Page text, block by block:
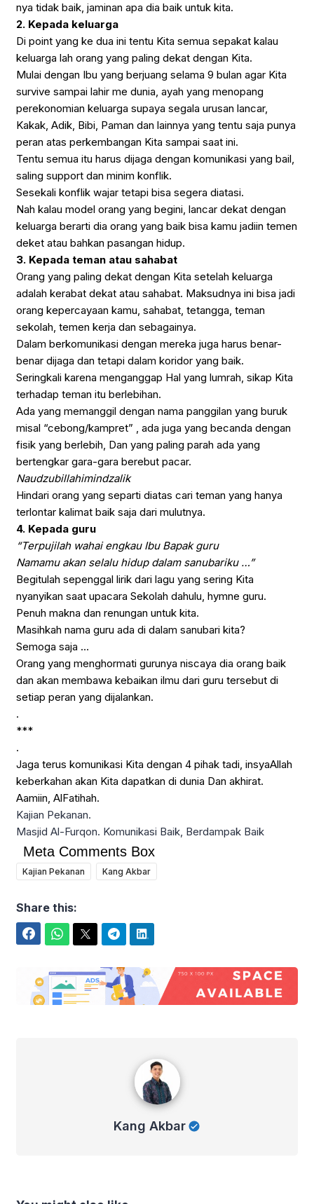
nya tidak baik, jaminan apa dia baik untuk kita.
2. Kepada keluarga
Di point yang ke dua ini tentu Kita semua sepakat kalau
keluarga lah orang yang paling dekat dengan Kita.
Mulai dengan Ibu yang berjuang selama 9 bulan agar Kita
survive sampai lahir me dunia, ayah yang menopang
perekonomian keluarga supaya segala urusan lancar,
Kakak, Adik, Bibi, Paman dan lainnya yang tentu saja punya
peran atas perkembangan Kita sampai saat ini.
Tentu semua itu harus dijaga dengan komunikasi yang bail,
saling support dan minim konflik.
Sesekali konflik wajar tetapi bisa segera diatasi.
Nah kalau model orang yang begini, lancar dekat dengan
keluarga berarti dia orang yang baik bisa kamu jadiin temen
deket atau bahkan pasangan hidup.
3. Kepada teman atau sahabat
Orang yang paling dekat dengan Kita setelah keluarga
adalah kerabat dekat atau sahabat. Maksudnya ini bisa jadi
orang kepercayaan kamu, sahabat, tetangga, teman
sekolah, temen kerja dan sebagainya.
Dalam berkomunikasi dengan mereka juga harus benar-
benar dijaga dan tetapi dalam koridor yang baik.
Seringkali karena menganggap Hal yang lumrah, sikap Kita
terhadap teman itu berlebihan.
Ada yang memanggil dengan nama panggilan yang buruk
misal “cebong/kampret” , ada juga yang becanda dengan
fisik yang berlebih, Dan yang paling parah ada yang
bertengkar gara-gara berebut pacar.
Naudzubillahimindzalik
Hindari orang yang separti diatas cari teman yang hanya
terlontar kalimat baik saja dari mulutnya.
4. Kepada guru
“Terpujilah wahai engkau Ibu Bapak guru
Namamu akan selalu hidup dalam sanubariku …”
Begitulah sepenggal lirik dari lagu yang sering Kita
nyanyikan saat upacara Sekolah dahulu, hymne guru.
Penuh makna dan renungan untuk kita.
Masihkah nama guru ada di dalam sanubari kita?
Semoga saja …
Orang yang menghormati gurunya niscaya dia orang baik
dan akan membawa kebaikan ilmu dari guru tersebut di
setiap peran yang dijalankan.
.
***
.
Jaga terus komunikasi Kita dengan 4 pihak tadi, insyaAllah
keberkahan akan Kita dapatkan di dunia Dan akhirat.
Aamiin, AlFatihah.
Kajian Pekanan.
Masjid Al-Furqon. Komunikasi Baik, Berdampak Baik
Meta Comments Box
Kajian Pekanan Kang Akbar
Share this:
Kang Akbar